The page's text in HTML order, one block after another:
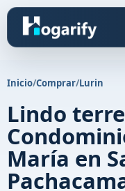
Inicio/Comprar/Lurin
Lindo
María en